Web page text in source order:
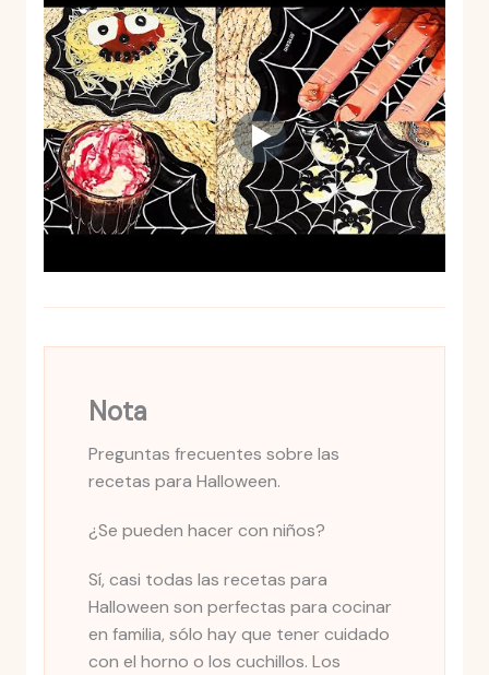
Nota
Preguntas frecuentes sobre las
recetas para Halloween.
¿Se pueden hacer con niños?
Sí, casi todas las recetas para
Halloween son perfectas para cocinar
en familia, sólo hay que tener cuidado
con el horno o los cuchillos. Los